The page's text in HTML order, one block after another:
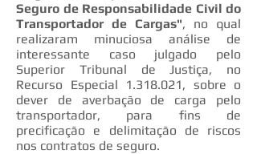
Seguro de Responsabilidade Civil do
Transportador de Cargas", no qual
realizaram minuciosa análise de
interessante caso julgado pelo
Superior Tribunal de Justiça, no
Recurso Especial 1.318.021, sobre o
dever de averbação de carga pelo
transportador, para fins de
precificação e delimitação de riscos
nos contratos de seguro.